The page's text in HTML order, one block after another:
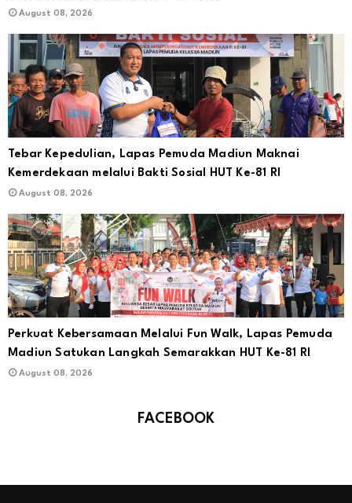
August 08, 2026
Tebar Kepedulian, Lapas Pemuda Madiun Maknai
Kemerdekaan melalui Bakti Sosial HUT Ke-81 RI
August 08, 2026
Perkuat Kebersamaan Melalui Fun Walk, Lapas Pemuda
Madiun Satukan Langkah Semarakkan HUT Ke-81 RI
August 08, 2026
FACEBOOK